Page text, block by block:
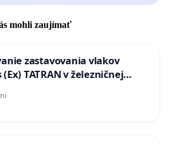
mohli zaujímať
zastavovania vlakov
TATRAN v železničnej